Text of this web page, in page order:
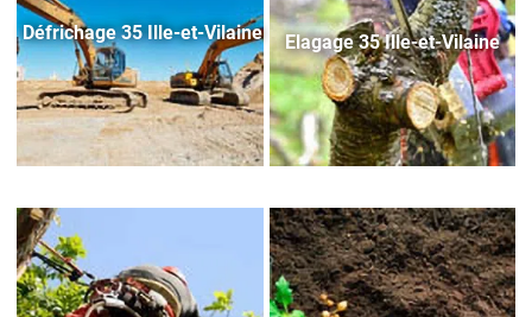
Défrichage 35 Ille-et-Vilaine Elagage 35 Ille-et-Vilaine